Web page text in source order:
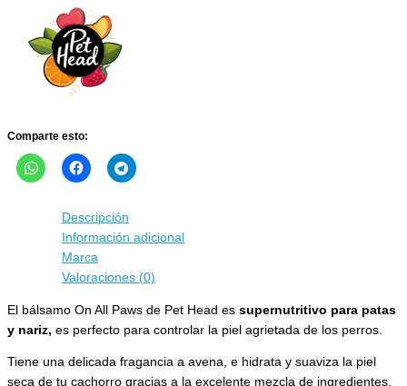
avena
almohadillas
Comparte esto:
Descripción
Información adicional
Marca
Valoraciones (0)
El bálsamo On All Paws de Pet Head es supernutritivo para patas
y nariz, es perfecto para controlar la piel agrietada de los perros.
Tiene una delicada fragancia a avena, e hidrata y suaviza la piel
seca de tu cachorro gracias a la excelente mezcla de ingredientes,